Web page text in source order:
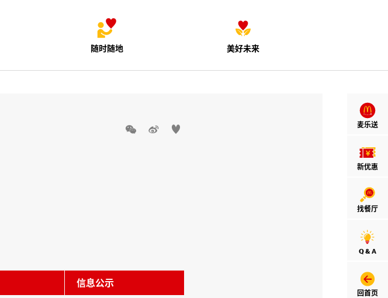
随时随地 美好未来
麦乐送
新优惠
找餐厅
Q & A
回首页
  
信息公示